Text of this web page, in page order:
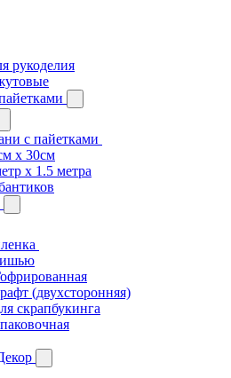
рукоделия
с пайетками
х 30см
х 1.5 метра
(двухсторонняя)
скрапбукинга